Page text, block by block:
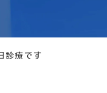
診療です